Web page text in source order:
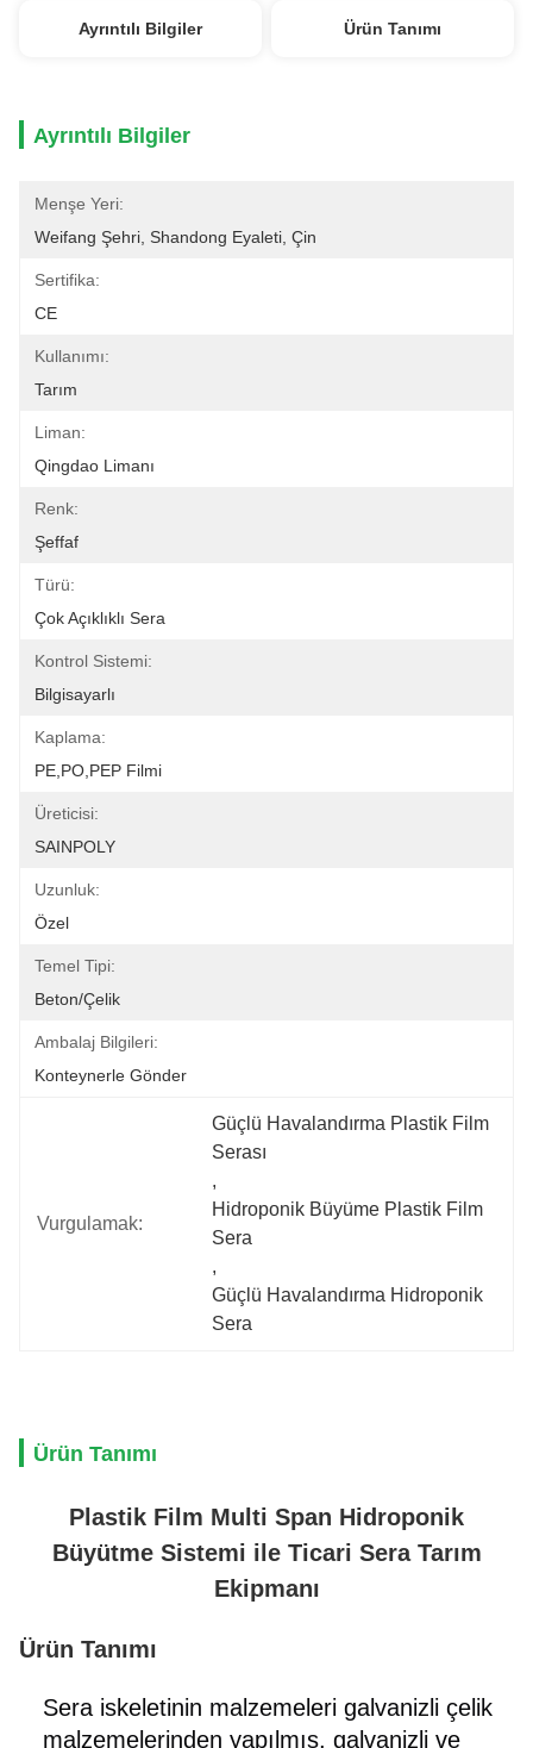
Ayrıntılı Bilgiler Ürün Tanımı
Ayrıntılı Bilgiler
Menşe Yeri:
Weifang Şehri, Shandong Eyaleti, Çin
Sertifika:
CE
Kullanımı:
Tarım
Liman:
Qingdao Limanı
Renk:
Şeffaf
Türü:
Çok Açıklıklı Sera
Kontrol Sistemi:
Bilgisayarlı
Kaplama:
PE,PO,PEP Filmi
Üreticisi:
SAINPOLY
Uzunluk:
Özel
Temel Tipi:
Beton/Çelik
Ambalaj Bilgileri:
Konteynerle Gönder
Vurgulamak:
Güçlü Havalandırma Plastik Film
Serası
,
Hidroponik Büyüme Plastik Film
Sera
,
Güçlü Havalandırma Hidroponik
Sera
Ürün Tanımı
Plastik Film Multi Span Hidroponik
Büyütme Sistemi ile Ticari Sera Tarım
Ekipmanı
Ürün Tanımı
Sera iskeletinin malzemeleri galvanizli çelik
malzemelerinden yapılmış, galvanizli ve